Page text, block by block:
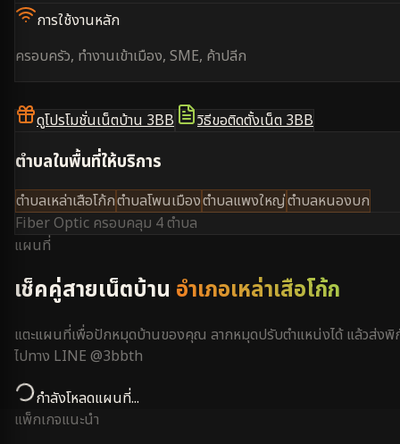
การใช้งานหลัก
ครอบครัว, ทำงานเข้าเมือง, SME, ค้าปลีก
ดูโปรโมชั่นเน็ตบ้าน 3BB วิธีขอติดตั้งเน็ต 3BB
ตำบลในพื้นที่ให้บริการ
ตำบลเหล่าเสือโก้กตำบลโพนเมืองตำบลแพงใหญ่ตำบลหนองบก
Fiber Optic ครอบคลุม 4 ตำบล
แผนที่
เช็คคู่สายเน็ตบ้าน อำเภอเหล่าเสือโก้ก
แตะแผนที่เพื่อปักหมุดบ้านของคุณ ลากหมุดปรับตำแหน่งได้ แล้วส่งพิ
ไปทาง LINE @3bbth
กำลังโหลดแผนที่...
แพ็กเกจแนะนำ